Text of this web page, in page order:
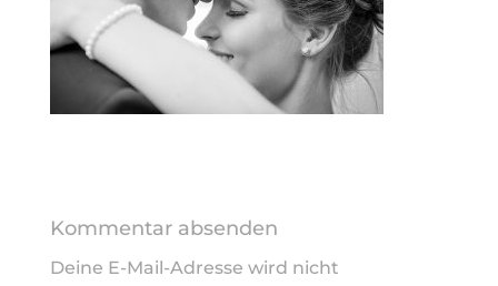
Kommentar absenden
Deine E-Mail-Adresse wird nicht